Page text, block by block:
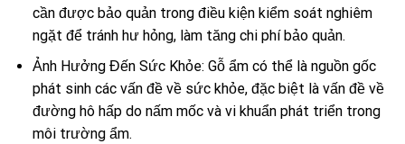
cần được bảo quản trong điều kiện kiểm soát nghiêm
ngặt để tránh hư hỏng, làm tăng chi phí bảo quản.
Ảnh Hưởng Đến Sức Khỏe: Gỗ ẩm có thể là nguồn gốc
phát sinh các vấn đề về sức khỏe, đặc biệt là vấn đề về
đường hô hấp do nấm mốc và vi khuẩn phát triển trong
môi trường ẩm.